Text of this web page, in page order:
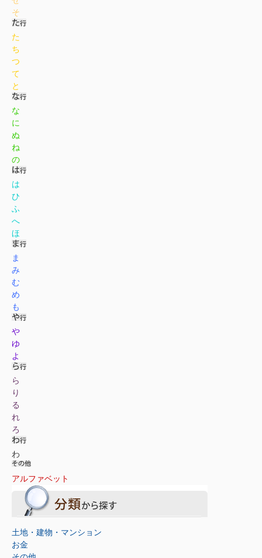
そ
た
ち
つ
て
と
な
に
ぬ
ね
の
は
ひ
ふ
へ
ほ
ま
み
む
め
も
や
ゆ
よ
ら
り
る
れ
ろ
わ
アルファベット
土地・建物・マンション
お金